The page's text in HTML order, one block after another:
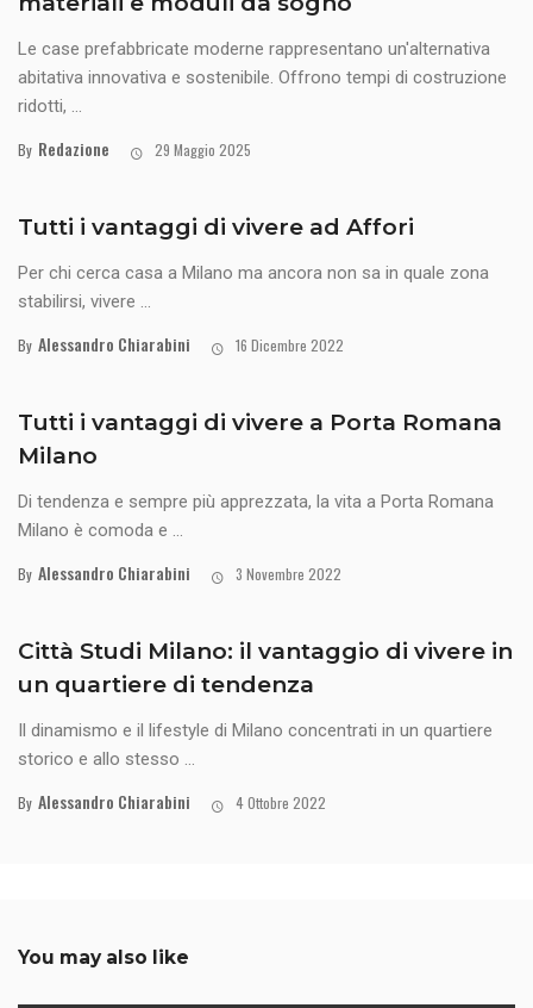
Le case prefabbricate moderne rappresentano un'alternativa
abitativa innovativa e sostenibile. Offrono tempi di costruzione
ridotti, ...
By Redazione 29 Maggio 2025
Tutti i vantaggi di vivere ad Affori
Per chi cerca casa a Milano ma ancora non sa in quale zona
stabilirsi, vivere ...
By Alessandro Chiarabini 16 Dicembre 2022
Tutti i vantaggi di vivere a Porta Romana
Milano
Di tendenza e sempre più apprezzata, la vita a Porta Romana
Milano è comoda e ...
By Alessandro Chiarabini 3 Novembre 2022
Città Studi Milano: il vantaggio di vivere in
un quartiere di tendenza
Il dinamismo e il lifestyle di Milano concentrati in un quartiere
storico e allo stesso ...
By Alessandro Chiarabini 4 Ottobre 2022
You may also like